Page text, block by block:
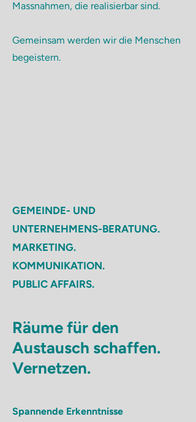
Massnahmen, die realisierbar sind.
Gemeinsam werden wir die Menschen
begeistern.
GEMEINDE- UND
UNTERNEHMENS-BERATUNG.
MARKETING.
KOMMUNIKATION.
PUBLIC AFFAIRS.
Räume für den
Austausch schaffen.
Vernetzen.
Spannende Erkenntnisse